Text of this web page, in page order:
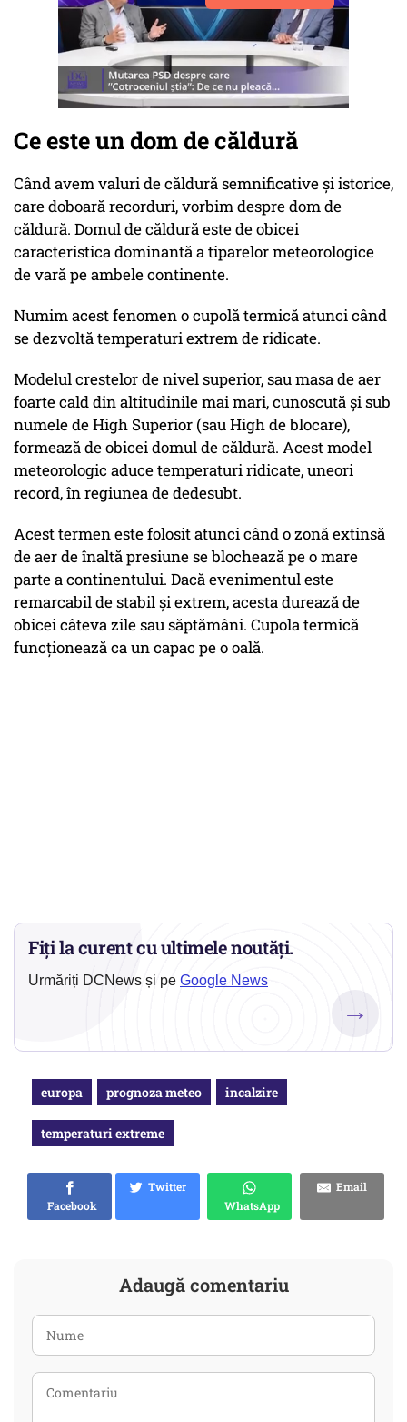
Ce este un dom de căldură
Când avem valuri de căldură semnificative și istorice,
care doboară recorduri, vorbim despre dom de
căldură. Domul de căldură este de obicei
caracteristica dominantă a tiparelor meteorologice
de vară pe ambele continente.
Numim acest fenomen o cupolă termică atunci când
se dezvoltă temperaturi extrem de ridicate.
Modelul crestelor de nivel superior, sau masa de aer
foarte cald din altitudinile mai mari, cunoscută și sub
numele de High Superior (sau High de blocare),
formează de obicei domul de căldură. Acest model
meteorologic aduce temperaturi ridicate, uneori
record, în regiunea de dedesubt.
Acest termen este folosit atunci când o zonă extinsă
de aer de înaltă presiune se blochează pe o mare
parte a continentului. Dacă evenimentul este
remarcabil de stabil și extrem, acesta durează de
obicei câteva zile sau săptămâni. Cupola termică
funcționează ca un capac pe o oală.
Fiți la curent cu ultimele noutăți.
Urmăriți DCNews și pe Google News
→
europa prognoza meteo incalzire
temperaturi extreme
Facebook
Twitter
WhatsApp
Email
Adaugă comentariu